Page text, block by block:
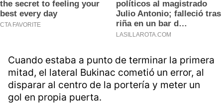
Cuando estaba a punto de terminar la primera
mitad, el lateral Bukinac cometió un error, al
disparar al centro de la portería y meter un
gol en propia puerta.